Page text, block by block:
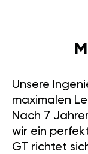
Unsere
maximalen
Nach 7
wir ein
GT richtet